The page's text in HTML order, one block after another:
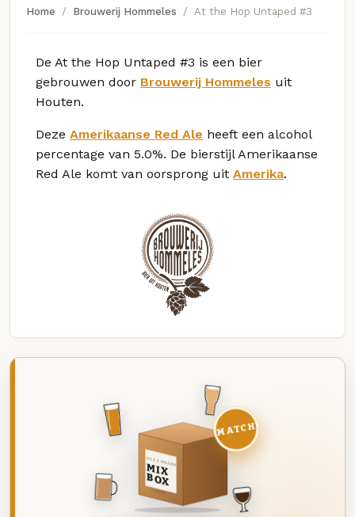
Home Brouwerij Hommeles At the Hop Untaped #3
De At the Hop Untaped #3 is een bier
gebrouwen door Brouwerij Hommeles uit
Houten.
Deze Amerikaanse Red Ale heeft een alcohol
percentage van 5.0%. De bierstijl Amerikaanse
Red Ale komt van oorsprong uit Amerika.
DEZE MAAND
MIX
BOX
8 BIEREN
MATCH